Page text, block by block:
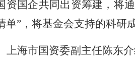
资国企共同出资筹建，将
单”，将基金会支持的科研
上海市国资委副主任陈东